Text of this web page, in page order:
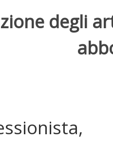
degli